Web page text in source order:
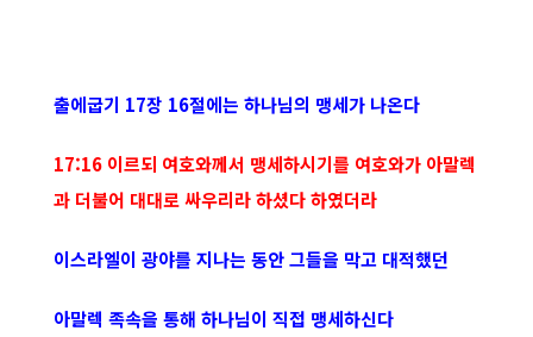
출에굽기 17장 16절에는 하나님의 맹세가 나온다
17:16 이르되 여호와께서 맹세하시기를 여호와가 아말렉
과 더불어 대대로 싸우리라 하셨다 하였더라
이스라엘이 광야를 지나는 동안 그들을 막고 대적했던
아말렉 족속을 통해 하나님이 직접 맹세하신다